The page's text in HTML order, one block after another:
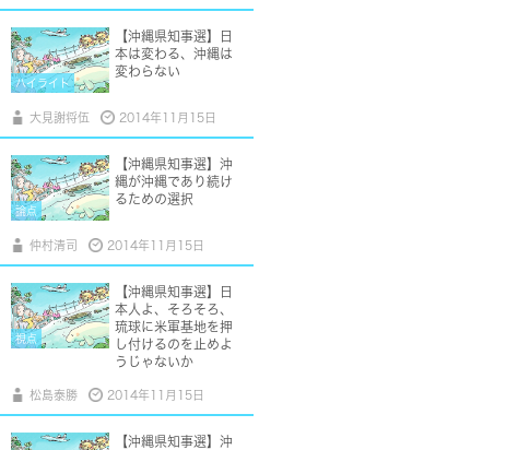
ハイライト
【沖縄県知事選】日
本は変わる、沖縄は
変わらない
大見謝将伍 2014年11月15日
論点
【沖縄県知事選】沖
縄が沖縄であり続け
るための選択
仲村清司 2014年11月15日
視点
【沖縄県知事選】日
本人よ、そろそろ、
琉球に米軍基地を押
し付けるのを止めよ
うじゃないか
松島泰勝 2014年11月15日
【沖縄県知事選】沖